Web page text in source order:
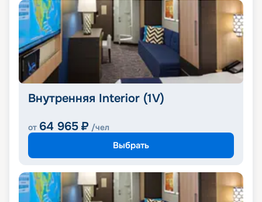
Внутренняя Interior (1V)
от 64 965 ₽ /чел
Выбрать